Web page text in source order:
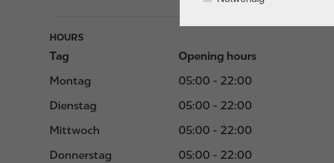
HOURS
Tag
Opening hours
Montag
05:00 - 22:00
Dienstag
05:00 - 22:00
Mittwoch
05:00 - 22:00
Donnerstag
05:00 - 22:00